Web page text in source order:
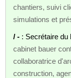
chantiers, suivi
simulations et
/ - : Secrétaire du
cabinet bauer
collaboratrice
construction,